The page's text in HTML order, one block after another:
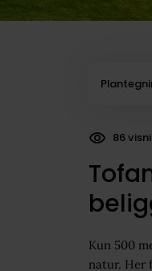
86
54
Kun 500
natur. Her